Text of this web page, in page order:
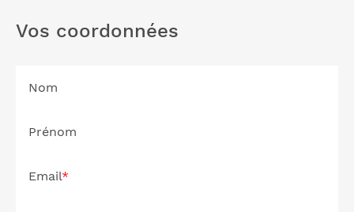
Vos coordonnées
Nom
Prénom
Email